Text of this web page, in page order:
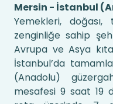
Mersin - İstanbul
Yemekleri,
zenginliğe sahip
Avrupa ve Asya
İstanbul’da
(Anadolu)
mesafesi 9 saat 19